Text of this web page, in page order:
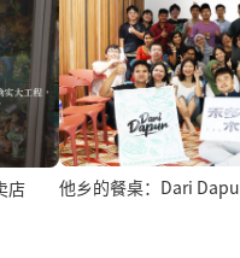
店 他乡的餐桌：Dari